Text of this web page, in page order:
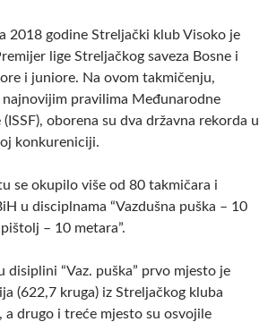
2018 godine Streljački klub Visoko je
lige Streljačkog saveza Bosne i
i juniore. Na ovom takmičenju,
najnovijim pravilima Međunarodne
oborena su dva državna rekorda u
konkureniciji.
se okupilo više od 80 takmičara i
u disciplnama “Vazdušna puška – 10
– 10 metara”.
disiplini “Vaz. puška” prvo mjesto je
(622,7 kruga) iz Streljačkog kluba
a drugo i treće mjesto su osvojile